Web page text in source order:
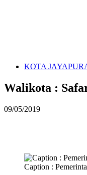
KOTA
Walikota :
09/05/2019
Caption :